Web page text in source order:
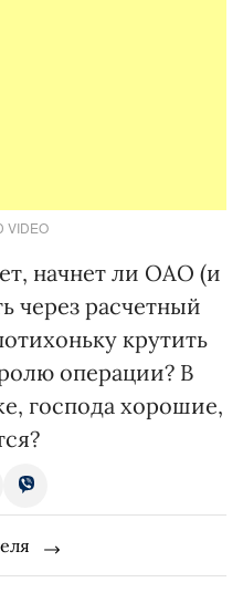
VIDEO
начнет ли ОАО (и
через расчетный
крутить
операции? В
господа хорошие,